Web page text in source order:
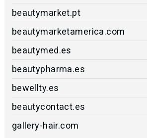
beautymarket.pt
beautymarketamerica.com
beautymed.es
beautypharma.es
bewellty.es
beautycontact.es
gallery-hair.com